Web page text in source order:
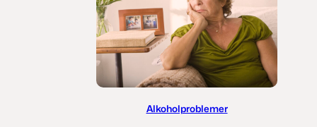
Alkoholproblemer